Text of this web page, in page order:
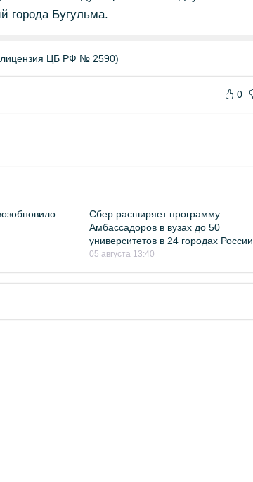
города Бугульма.
ЦБ РФ № 2590)
0
Сбер расширяет программу
Амбассадоров в вузах до 50
университетов в 24 городах России
05 августа 13:40